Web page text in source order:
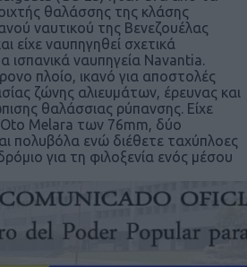
θαλάσσης της κλάσης
ναυτικού της Βενεζουέλας
είχε ναυπηγηθεί σχετικά
ναυπηγεία Navantia.
πλοίο, ικανό για αποστολές
ζώνης αλιευμάτων, έρευνας και
θαλάσσιας ρύπανσης. Είχε
Melara των 76mm, δύο
πολυβόλα ενώ διέθετε ταχύπλοες
για τη φιλοξενία ενός μέσου